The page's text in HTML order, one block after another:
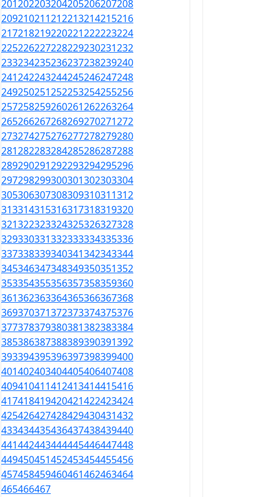
201202203204205206207208
209210211212213214215216
217218219220221222223224
225226227228229230231232
233234235236237238239240
241242243244245246247248
249250251252253254255256
257258259260261262263264
265266267268269270271272
273274275276277278279280
281282283284285286287288
289290291292293294295296
297298299300301302303304
305306307308309310311312
313314315316317318319320
321322323324325326327328
329330331332333334335336
337338339340341342343344
345346347348349350351352
353354355356357358359360
361362363364365366367368
369370371372373374375376
377378379380381382383384
385386387388389390391392
393394395396397398399400
401402403404405406407408
409410411412413414415416
417418419420421422423424
425426427428429430431432
433434435436437438439440
441442443444445446447448
449450451452453454455456
457458459460461462463464
465466467